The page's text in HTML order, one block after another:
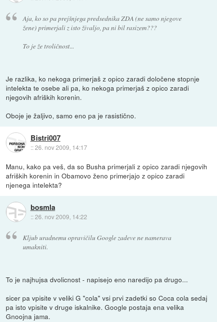
Aja, ko so pa prejšnjega predsednika ZDA (ne samo njegove
žene) primerjali z isto živaljo, pa ni bil rasizem???
To je že troličnost...
Je razlika, ko nekoga primerjaš z opico zaradi določene stopnje
intelekta te osebe ali pa, ko nekoga primerjaš z opico zaradi
njegovih afriških korenin.
Oboje je žaljivo, samo eno pa je rasistično.
Bistri007
::26. nov 2009, 14:17
Manu, kako pa veš, da so Busha primerjali z opico zaradi njegovih
afriških korenin in Obamovo ženo primerjajo z opico zaradi
njenega intelekta?
bosmla
::26. nov 2009, 14:22
Kljub uradnemu opravičilu Google zadeve ne namerava
umakniti.
To je najhujsa dvolicnost - napisejo eno naredijo pa drugo...
sicer pa vpisite v veliki G "cola" vsi prvi zadetki so Coca cola sedaj
pa isto vpisite v druge iskalnike. Google postaja ena velika
Gnoojna jama.